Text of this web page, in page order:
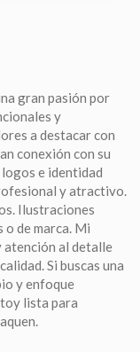
gran pasión por
y
a destacar con
conexión con su
e identidad
y atractivo.
Ilustraciones
de marca. Mi
atención al detalle
Si buscas una
y enfoque
lista para